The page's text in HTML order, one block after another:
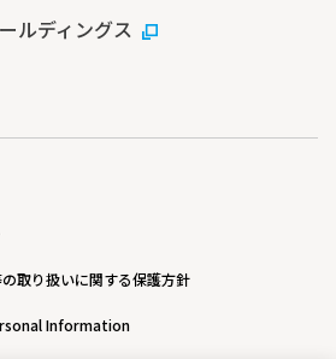
ルディングス
取り扱いに関する保護方針
Information